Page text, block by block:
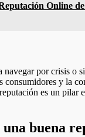
Online
por crisis o
y la
es un pilar
buena